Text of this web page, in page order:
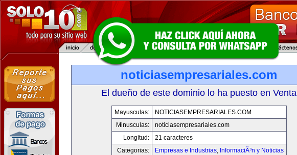
noticiasempresariales.com
El dueño de este dominio lo ha puesto en Venta
Mayusculas:
NOTICIASEMPRESARIALES.COM
Minusculas:
noticiasempresariales.com
Longitud:
21 caracteres
Categorias:
Empresas e Industrias, InformaciÃ³n y Noticias